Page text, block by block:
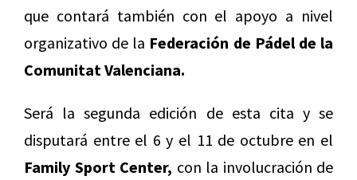
que contará también con el apoyo a nivel
organizativo de la Federación de Pádel de la
Comunitat Valenciana.
Será la segunda edición de esta cita y se
disputará entre el 6 y el 11 de octubre en el
Family Sport Center, con la involucración de